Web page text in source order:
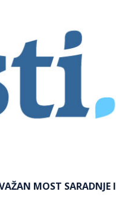
MOST SARADNJE I